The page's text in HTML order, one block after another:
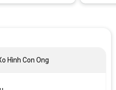
Hình Con Ong